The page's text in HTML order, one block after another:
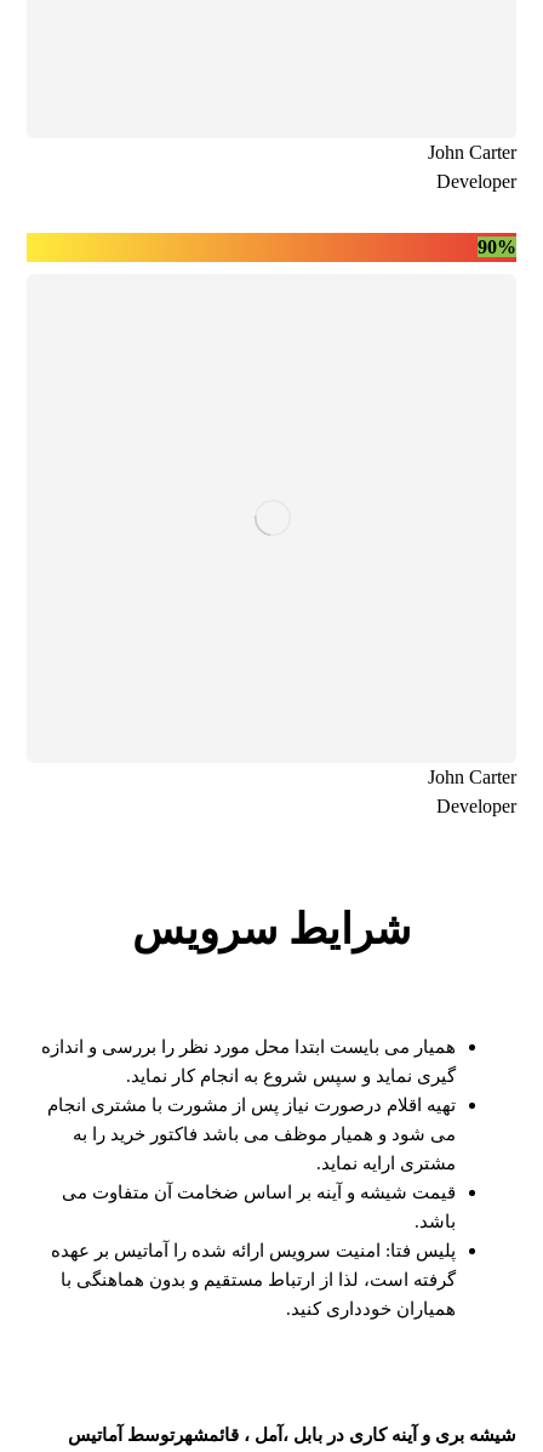
John Carter
Developer
90%
John Carter
Developer
شرایط سرویس
همیار می بایست ابتدا محل مورد نظر را بررسی و اندازه
گیری نماید و سپس شروع به انجام کار نماید.
تهیه اقلام درصورت نیاز پس از مشورت با مشتری انجام
می شود و همیار موظف می باشد فاکتور خرید را به
مشتری ارایه نماید.
قیمت شیشه و آینه بر اساس ضخامت آن متفاوت می
باشد.
پلیس فتا: امنیت سرویس ارائه شده را آماتیس بر عهده
گرفته است، لذا از ارتباط مستقیم و بدون هماهنگی با
همیاران خودداری کنید.
شیشه بری و آینه کاری در بابل ،آمل ، قائمشهرتوسط آماتیس